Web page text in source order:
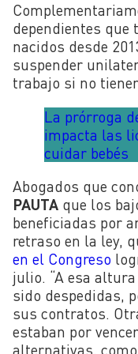
dependientes que
nacidos desde
suspender
trabajo si no
La prórroga
impacta las
cuidar bebés
Abogados que
PAUTA que los
beneficiadas por
retraso en la ley,
en el Congreso
julio. “A esa
sido despedidas,
sus contratos.
estaban por
alternativas,